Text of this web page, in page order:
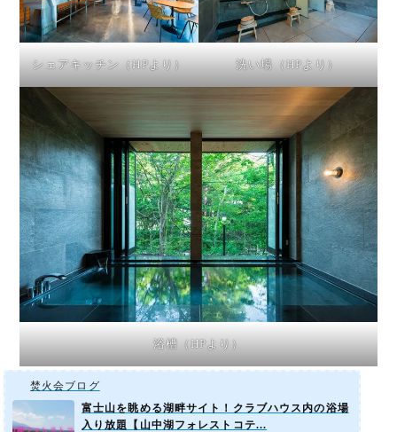
シェアキッチン（HPより） 洗い場（HPより）
浴槽（HPより）
焚火会ブログ
富士山を眺める湖畔サイト！クラブハウス内の浴場
入り放題【山中湖フォレストコテ...